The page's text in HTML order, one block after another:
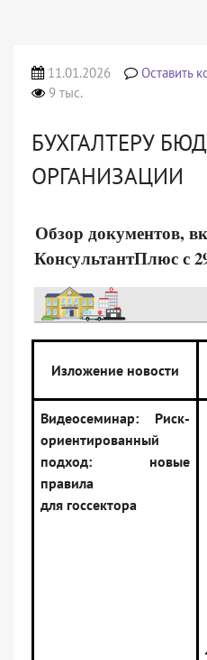
11.01.2026 Оставить
9 тыс.
БУХГАЛТЕРУ
ОРГАНИЗАЦИИ
Обзор документов,
КонсультантПлюс с
Изложение новости
Видеосеминар: Риск-
ориентированный
подход: новые
правила
для госсектора